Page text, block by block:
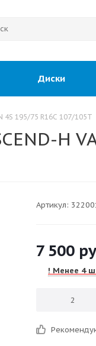
Диски
4S 195/75 R16C 107/105T
H
Артикул:
7 500
! Менее 4